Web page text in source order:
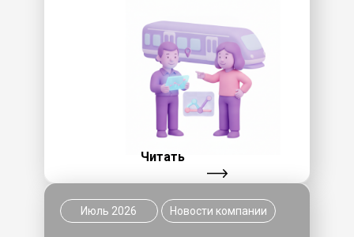
Читать
Новости компании
Июль 2026